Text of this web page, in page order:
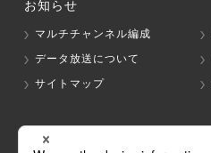
お知らせ
マルチチャンネル編成
データ放送について
サイトマップ
グループ会社